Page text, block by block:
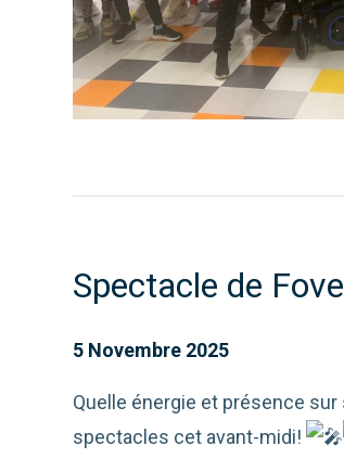
Spectacle de
5 Novembre 2025
Quelle énergie et présence
spectacles cet avant-midi!